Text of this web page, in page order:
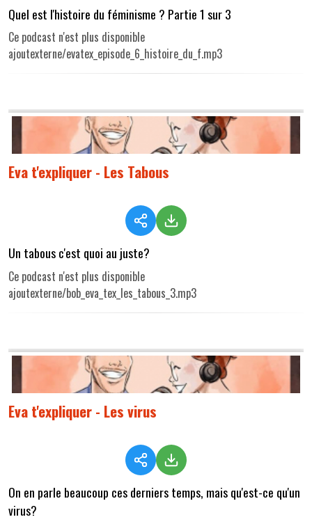
Quel est l'histoire du féminisme ? Partie 1 sur 3
Ce podcast n'est plus disponible
ajoutexterne/evatex_episode_6_histoire_du_f.mp3
Eva t'expliquer - Les Tabous
Un tabous c'est quoi au juste?
Ce podcast n'est plus disponible
ajoutexterne/bob_eva_tex_les_tabous_3.mp3
Eva t'expliquer - Les virus
On en parle beaucoup ces derniers temps, mais qu'est-ce qu'un
virus?